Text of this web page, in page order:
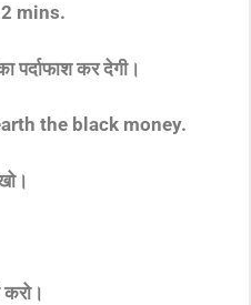
mins.
पर्दाफाश कर देगी।
the black money.
करो।